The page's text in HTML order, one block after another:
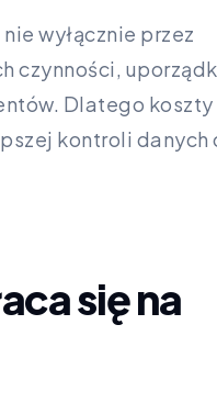
wyłącznie przez
czynności,
Dlatego koszty
kontroli danych
się na